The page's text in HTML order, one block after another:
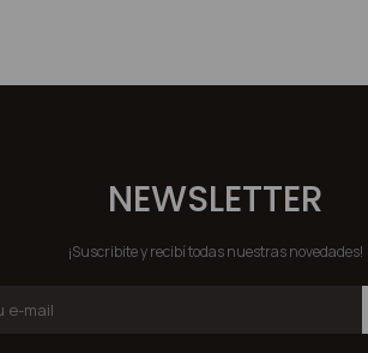
NEWSLETTER
¡Suscribite y recibí todas nuestras novedades!